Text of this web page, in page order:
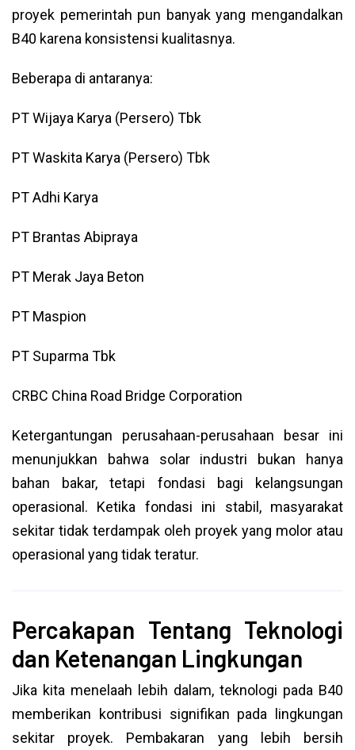
proyek pemerintah pun banyak yang mengandalkan
B40 karena konsistensi kualitasnya.
Beberapa di antaranya:
PT Wijaya Karya (Persero) Tbk
PT Waskita Karya (Persero) Tbk
PT Adhi Karya
PT Brantas Abipraya
PT Merak Jaya Beton
PT Maspion
PT Suparma Tbk
CRBC China Road Bridge Corporation
Ketergantungan perusahaan-perusahaan besar ini
menunjukkan bahwa solar industri bukan hanya
bahan bakar, tetapi fondasi bagi kelangsungan
operasional. Ketika fondasi ini stabil, masyarakat
sekitar tidak terdampak oleh proyek yang molor atau
operasional yang tidak teratur.
Percakapan Tentang Teknologi
dan Ketenangan Lingkungan
Jika kita menelaah lebih dalam, teknologi pada B40
memberikan kontribusi signifikan pada lingkungan
sekitar proyek. Pembakaran yang lebih bersih